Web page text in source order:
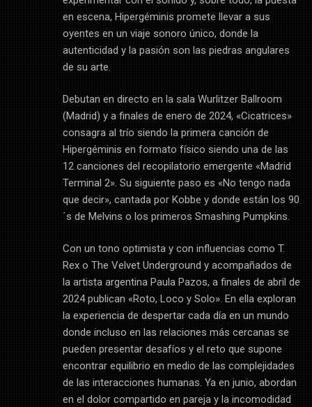
en escena, Hipergéminis promete llevar a sus
oyentes en un viaje sonoro único, donde la
autenticidad y la pasión son las piedras angulares
de su arte.
Debutan en directo en la sala Wurlitzer Ballroom
(Madrid) y a finales de enero de 2024, «Cicatrices»
consagra al trío siendo la primera canción de
Hipergéminis en formato físico siendo una de las
12 canciones del recopilatorio emergente «Madrid
Terminal 2». Su siguiente paso es «No tengo nada
que decir», cantada por Kobbe y donde están los 90
´s de Melvins o los primeros Smashing Pumpkins.
Con un tono optimista y con influencias como T.
Rex o The Velvet Underground y acompañados de
la artista argentina Paula Pazos, a finales de abril de
2024 publican «Roto, Loco y Solo». En ella exploran
la experiencia de despertar cada día en un mundo
donde incluso en las relaciones más cercanas se
pueden presentar desafíos y el reto que supone
encontrar equilibrio en medio de las complejidades
de las interacciones humanas. Ya en junio, abordan
en el dolor compartido en pareja y la incomodidad